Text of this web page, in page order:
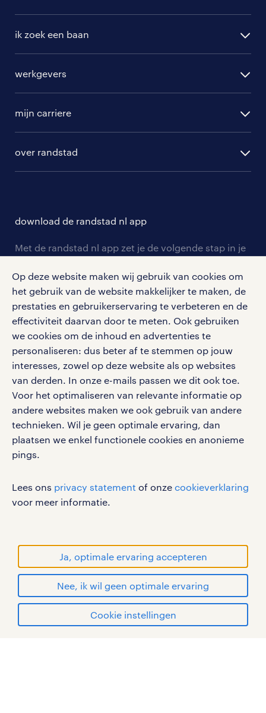
Op deze website maken wij gebruik van cookies om
het gebruik van de website makkelijker te maken, de
prestaties en gebruikerservaring te verbeteren en de
effectiviteit daarvan door te meten. Ook gebruiken
we cookies om de inhoud en advertenties te
personaliseren: dus beter af te stemmen op jouw
interesses, zowel op deze website als op websites
van derden. In onze e-mails passen we dit ook toe.
Voor het optimaliseren van relevante informatie op
andere websites maken we ook gebruik van andere
technieken. Wil je geen optimale ervaring, dan
plaatsen we enkel functionele cookies en anonieme
pings.
Lees ons privacy statement of onze cookieverklaring
voor meer informatie.
Ja, optimale ervaring accepteren
Nee, ik wil geen optimale ervaring
Cookie instellingen
solliciteren
ik zoek een baan
randstad professional
randstad digital
werkgevers
hr-diensten
branches
tarieven
personeel gezocht
aanmelden nieuwsbrief
mijn carriere
solliciteren
salarischecker
bruto-netto calculator
over randstad
onze vestigingen
pers
klachten en misstanden
download de randstad nl app
Met de randstad nl app zet je de volgende stap in je
en ontvang berichten van je intercedent.
Eenvoudig, snel en overal.
apple app store
google play store
social media
Volg ons voor de leukste content omtrent
vacatures, solliciteren en inspiratie.
werken bij randstad
disclaimer
RANDSTAD, HUMAN FORWARD en SHAPING THE